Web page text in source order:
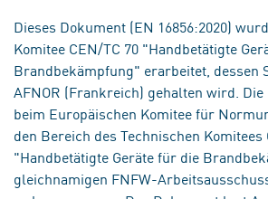
Dieses Dokument (EN 16856:2020)
Komitee CEN/TC 70 "Handbetätigte
Brandbekämpfung" erarbeitet, dessen
AFNOR (Frankreich) gehalten wird.
beim Europäischen Komitee für
den Bereich des Technischen Komitees
"Handbetätigte Geräte für die
gleichnamigen FNFW-